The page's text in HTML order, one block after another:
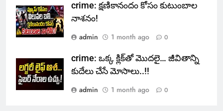
crime: క్షణికానందం కోసం కుటుంబాల
నాశనం!
admin
1 month ago 0
crime: ఒక్క క్లిక్‌తో మొదలై… జీవితాన్ని
కుదేలు చేసే మోసాలు..!!
admin
1 month ago 0